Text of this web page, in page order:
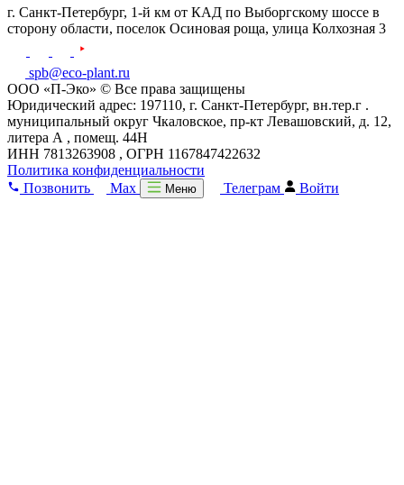
г. Санкт-Петербург, 1-й км от КАД по Выборгскому шоссе в
сторону области, поселок Осиновая роща, улица Колхозная 3
spb@eco-plant.ru
ООО «П-Эко» © Все права защищены
Юридический адрес: 197110, г. Санкт-Петербург, вн.тер.г .
муниципальный округ Чкаловское, пр-кт Левашовский, д. 12,
литера А , помещ. 44Н
ИНН 7813263908 , ОГРН 1167847422632
Политика конфиденциальности
Позвонить
Max Меню Телеграм Войти